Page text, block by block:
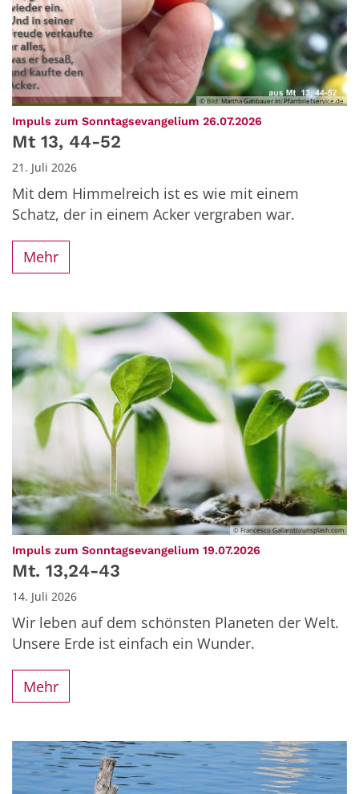
© Bild: Martha Gahbauer In: Pfarrbriefservice.de
Impuls zum Sonntagsevangelium 26.07.2026
Mt 13, 44-52
21. Juli 2026
Mit dem Himmelreich ist es wie mit einem
Schatz, der in einem Acker vergraben war.
Mehr
© Francesco Gallarotti/unsplash.com
Impuls zum Sonntagsevangelium 19.07.2026
Mt. 13,24-43
14. Juli 2026
Wir leben auf dem schönsten Planeten der Welt.
Unsere Erde ist einfach ein Wunder.
Mehr